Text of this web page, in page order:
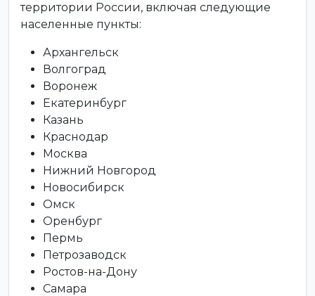
территории России, включая следующие
населенные пункты:
Архангельск
Волгоград
Воронеж
Екатеринбург
Казань
Краснодар
Москва
Нижний Новгород
Новосибирск
Омск
Оренбург
Пермь
Петрозаводск
Ростов-на-Дону
Самара